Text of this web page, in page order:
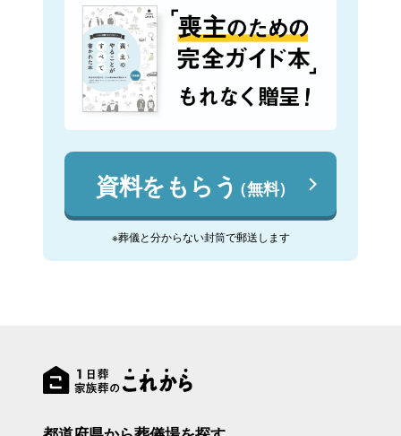
資料をもらう（無料）
※葬儀と分からない封筒で郵送します